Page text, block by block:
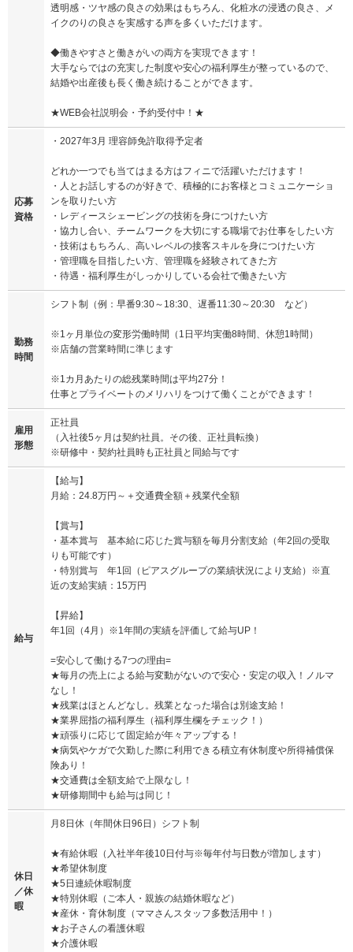
透明感・ツヤ感の良さの効果はもちろん、化粧水の浸透の良さ、メ
イクのりの良さを実感する声を多くいただけます。
◆働きやすさと働きがいの両方を実現できます！
大手ならではの充実した制度や安心の福利厚生が整っているので、
結婚や出産後も長く働き続けることができます。
★WEB会社説明会・予約受付中！★
応募
資格
・2027年3月 理容師免許取得予定者
どれか一つでも当てはまる方はフィニで活躍いただけます！
・人とお話しするのが好きで、積極的にお客様とコミュニケーショ
ンを取りたい方
・レディースシェービングの技術を身につけたい方
・協力し合い、チームワークを大切にする職場でお仕事をしたい方
・技術はもちろん、高いレベルの接客スキルを身につけたい方
・管理職を目指したい方、管理職を経験されてきた方
・待遇・福利厚生がしっかりしている会社で働きたい方
勤務
時間
シフト制（例：早番9:30～18:30、遅番11:30～20:30 など）
※1ヶ月単位の変形労働時間（1日平均実働8時間、休憩1時間）
※店舗の営業時間に準じます
※1カ月あたりの総残業時間は平均27分！
仕事とプライベートのメリハリをつけて働くことができます！
雇用
形態
正社員
（入社後5ヶ月は契約社員。その後、正社員転換）
※研修中・契約社員時も正社員と同給与です
給与
【給与】
月給：24.8万円～＋交通費全額＋残業代全額
【賞与】
・基本賞与 基本給に応じた賞与額を毎月分割支給（年2回の受取
りも可能です）
・特別賞与 年1回（ピアスグループの業績状況により支給）※直
近の支給実績：15万円
【昇給】
年1回（4月）※1年間の実績を評価して給与UP！
=安心して働ける7つの理由=
★毎月の売上による給与変動がないので安心・安定の収入！ノルマ
なし！
★残業はほとんどなし。残業となった場合は別途支給！
★業界屈指の福利厚生（福利厚生欄をチェック！）
★頑張りに応じて固定給が年々アップする！
★病気やケガで欠勤した際に利用できる積立有休制度や所得補償保
険あり！
★交通費は全額支給で上限なし！
★研修期間中も給与は同じ！
休日
／休
暇
月8日休（年間休日96日）シフト制
★有給休暇（入社半年後10日付与※毎年付与日数が増加します）
★希望休制度
★5日連続休暇制度
★特別休暇（ご本人・親族の結婚休暇など）
★産休・育休制度（ママさんスタッフ多数活用中！）
★お子さんの看護休暇
★介護休暇